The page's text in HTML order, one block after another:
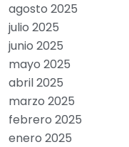
agosto 2025
julio 2025
junio 2025
mayo 2025
abril 2025
marzo 2025
febrero 2025
enero 2025